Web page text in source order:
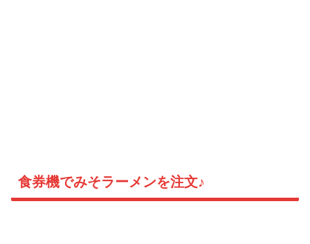
食券機でみそラーメンを注文♪